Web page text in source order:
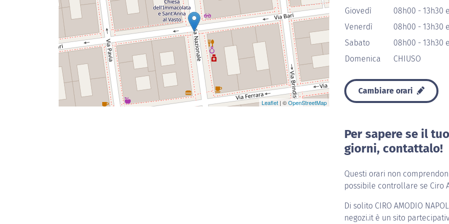
Leaflet | ©OpenStreetMap
Giovedì
08h00 - 13h30
Venerdì
08h00 - 13h30
Sabato
08h00 - 13h30
Domenica
CHIUSO
Cambiare orari
Per sapere se il
giorni, contattalo!
Questi orari non
possibile controllare se Ciro
Di solito CIRO AMODIO
negozi.it è un sito